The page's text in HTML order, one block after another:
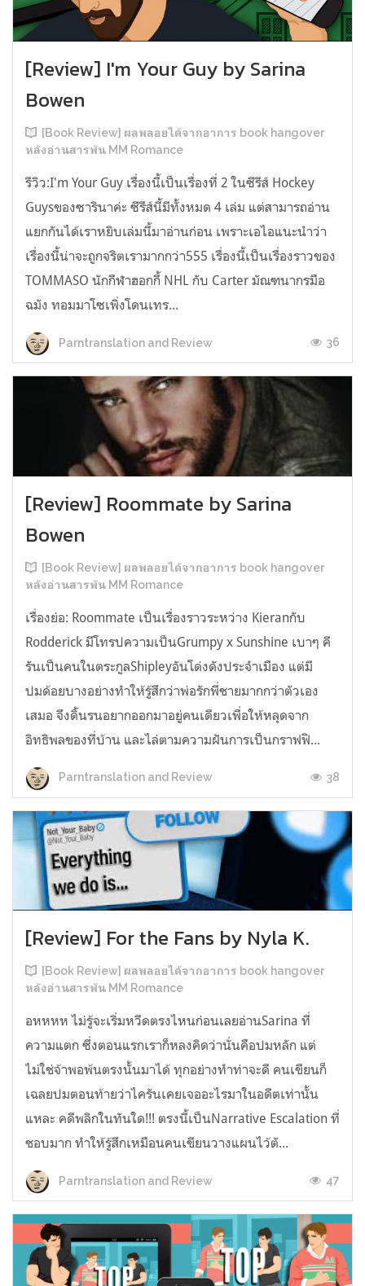
[Review] I'm Your Guy by Sarina
Bowen
[Book Review] ผลพลอยได้จากอาการ book hangover
หลังอ่านสารพัน MM Romance
รีวิว:I'm Your Guy เรื่องนี้เป็นเรื่องที่ 2 ในซีรีส์ Hockey
Guysของซารินาค่ะ ซีรีส์นี้มีทั้งหมด 4 เล่ม แต่สามารถอ่าน
แยกกันได้เราหยิบเล่มนี้มาอ่านก่อน เพราะเอไอแนะนำว่า
เรื่องนี้น่าจะถูกจริตเรามากกว่า555 เรื่องนี้เป็นเรื่องราวของ
TOMMASO นักกีฬาฮอกกี้ NHL กับ Carter มัณฑนากรมือ
ฉมัง ทอมมาโซเพิ่งโดนเทร...
Parntranslation and Review 36
[Review] Roommate by Sarina
Bowen
[Book Review] ผลพลอยได้จากอาการ book hangover
หลังอ่านสารพัน MM Romance
เรื่องย่อ: Roommate เป็นเรื่องราวระหว่าง Kieranกับ
Rodderick มีโทรปความเป็นGrumpy x Sunshine เบาๆ คี
รันเป็นคนในตระกูลShipleyอันโด่งดังประจำเมือง แต่มี
ปมด้อยบางอย่างทำให้รู้สึกว่าพ่อรักพี่ชายมากกว่าตัวเอง
เสมอ จึงดิ้นรนอยากออกมาอยู่คนเดียวเพื่อให้หลุดจาก
อิทธิพลของที่บ้าน และไล่ตามความฝันการเป็นกราฟฟิ...
Parntranslation and Review 38
[Review] For the Fans by Nyla K.
[Book Review] ผลพลอยได้จากอาการ book hangover
หลังอ่านสารพัน MM Romance
อหหหห ไม่รู้จะเริ่มหวีดตรงไหนก่อนเลยอ่านSarina ที่
ความแตก ซึ่งตอนแรกเราก็หลงคิดว่านั่นคือปมหลัก แต่
ไม่ใช่จ้าพอพ้นตรงนั้นมาได้ ทุกอย่างทำท่าจะดี คนเขียนก็
เฉลยปมตอนท้ายว่าไครันเคยเจออะไรมาในอดีตเท่านั้น
แหละ คดีพลิกในทันใด!!! ตรงนี้เป็นNarrative Escalation ที่
ชอบมาก ทำให้รู้สึกเหมือนคนเขียนวางแผนไว้ตั...
Parntranslation and Review 47